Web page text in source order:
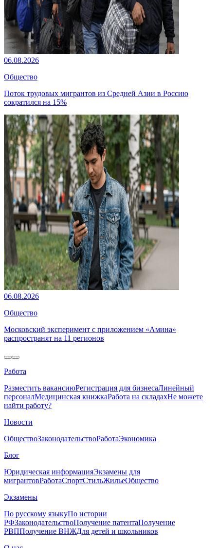
06.08.2026
Общество
Поток трудовых мигрантов из Средней Азии в Россию
сократился на 15%
06.08.2026
Общество
Московский эксперимент с приложением «Амина»
распространят на 11 регионов
Работа
Разместить вакансиюРегистрация для бизнесаЛинейный
персоналМедицинская книжкаРабота на складахНе можете
найти работу?
Новости
ОбществоЗаконодательствоРаботаЭкономика
Блог
Юридическая информацияЭкзамены для
мигрантовРаботаСпортСтильЖильеОбщество
Экзамены
По русскому языкуПо истории
РФЗаконодательствоПолучение патентаПолучение
РВППолучение ВНЖДля детей и школьников